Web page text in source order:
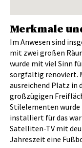
Merkmale
Im Anwesen sind
mit zwei großen
wurde mit viel Sinn
sorgfältig renoviert.
ausreichend Platz in
großzügigen
Stilelementen wurde
installiert für das
Satelliten-TV mit
Jahreszeit eine